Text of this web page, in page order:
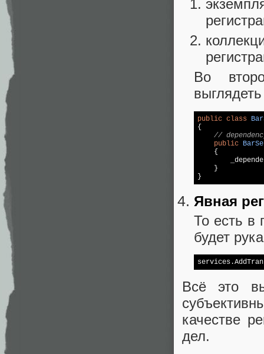
Во
public class
{
//
public
{
    }
Явная
То есть в
будет
Всё это
качестве
дел.